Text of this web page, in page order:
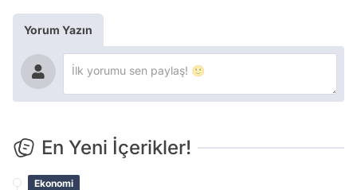
Yorum Yazın
En Yeni İçerikler!
Ekonomi